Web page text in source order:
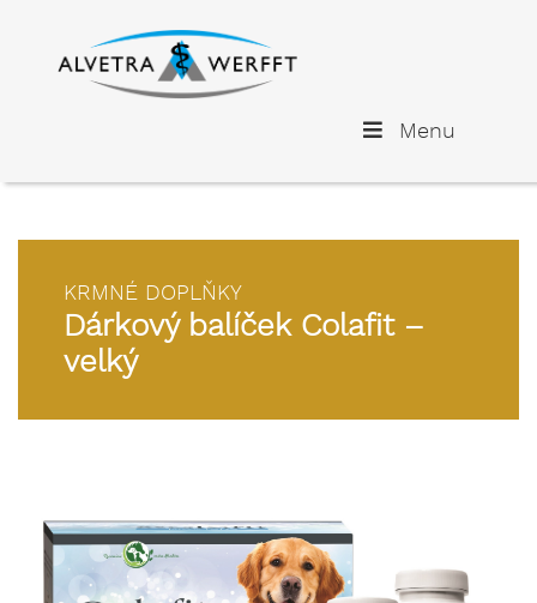
Menu
KRMNÉ DOPLŇKY
Dárkový balíček Colafit –
velký